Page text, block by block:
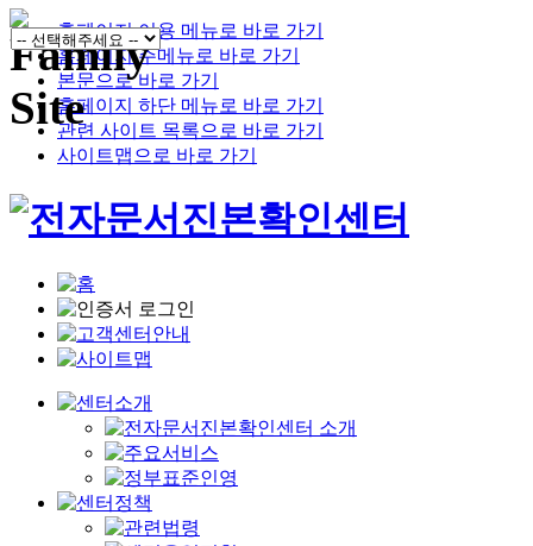
홈페이지 이용 메뉴로 바로 가기
홈페이지 주메뉴로 바로 가기
본문으로 바로 가기
홈페이지 하단 메뉴로 바로 가기
관련 사이트 목록으로 바로 가기
사이트맵으로 바로 가기